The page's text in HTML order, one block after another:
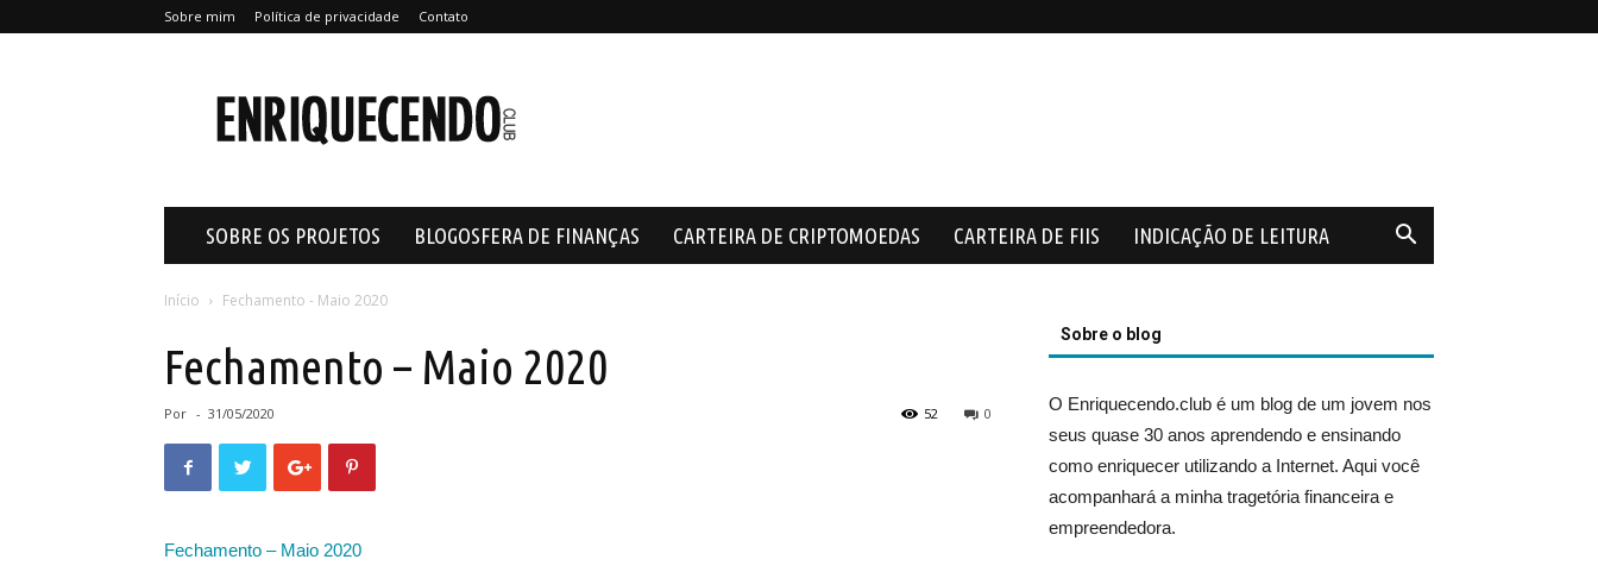
Sobre mim Política de privacidade Contato
SOBRE OS PROJETOS BLOGOSFERA DE FINANÇAS CARTEIRA DE CRIPTOMOEDAS CARTEIRA DE FIIS INDICAÇÃO DE LEITURA
Início Fechamento - Maio 2020
Fechamento – Maio 2020
Por - 31/05/2020 0
52
Fechamento – Maio 2020
Sobre o blog
O Enriquecendo.club é um blog de um jovem nos
seus quase 30 anos aprendendo e ensinando
como enriquecer utilizando a Internet. Aqui você
acompanhará a minha tragetória financeira e
empreendedora.